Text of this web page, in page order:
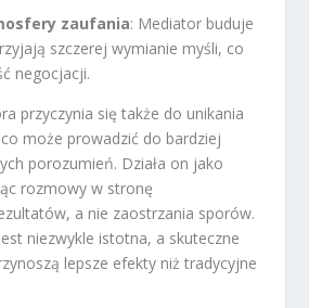
zaufania: Mediator buduje
szczerej wymianie myśli, co
negocjacji.
przyczynia się także do unikania
może prowadzić do bardziej
porozumień. Działa on jako
rozmowy w stronę
a nie zaostrzania sporów.
niezwykle istotna, a skuteczne
lepsze efekty niż tradycyjne